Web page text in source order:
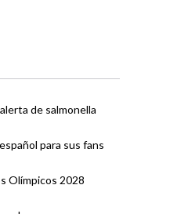
de salmonella
para sus fans
Olímpicos 2028